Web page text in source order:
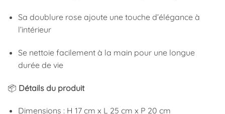
Sa doublure rose ajoute une touche d’élégance à
l’intérieur
Se nettoie facilement à la main pour une longue
durée de vie
📦 Détails du produit
Dimensions : H 17 cm x L 25 cm x P 20 cm